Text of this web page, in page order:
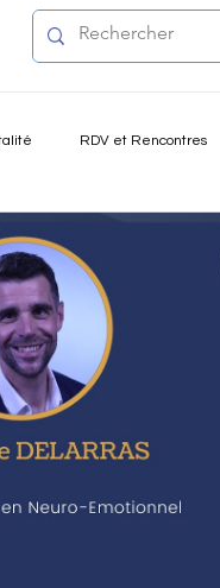
RDV et Rencontres